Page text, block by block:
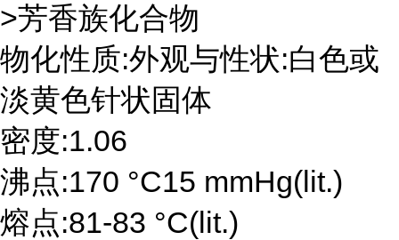
>芳香族化合物
物化性质:外观与性状:白色或
淡黄色针状固体
密度:1.06
沸点:170 °C15 mmHg(lit.)
熔点:81-83 °C(lit.)